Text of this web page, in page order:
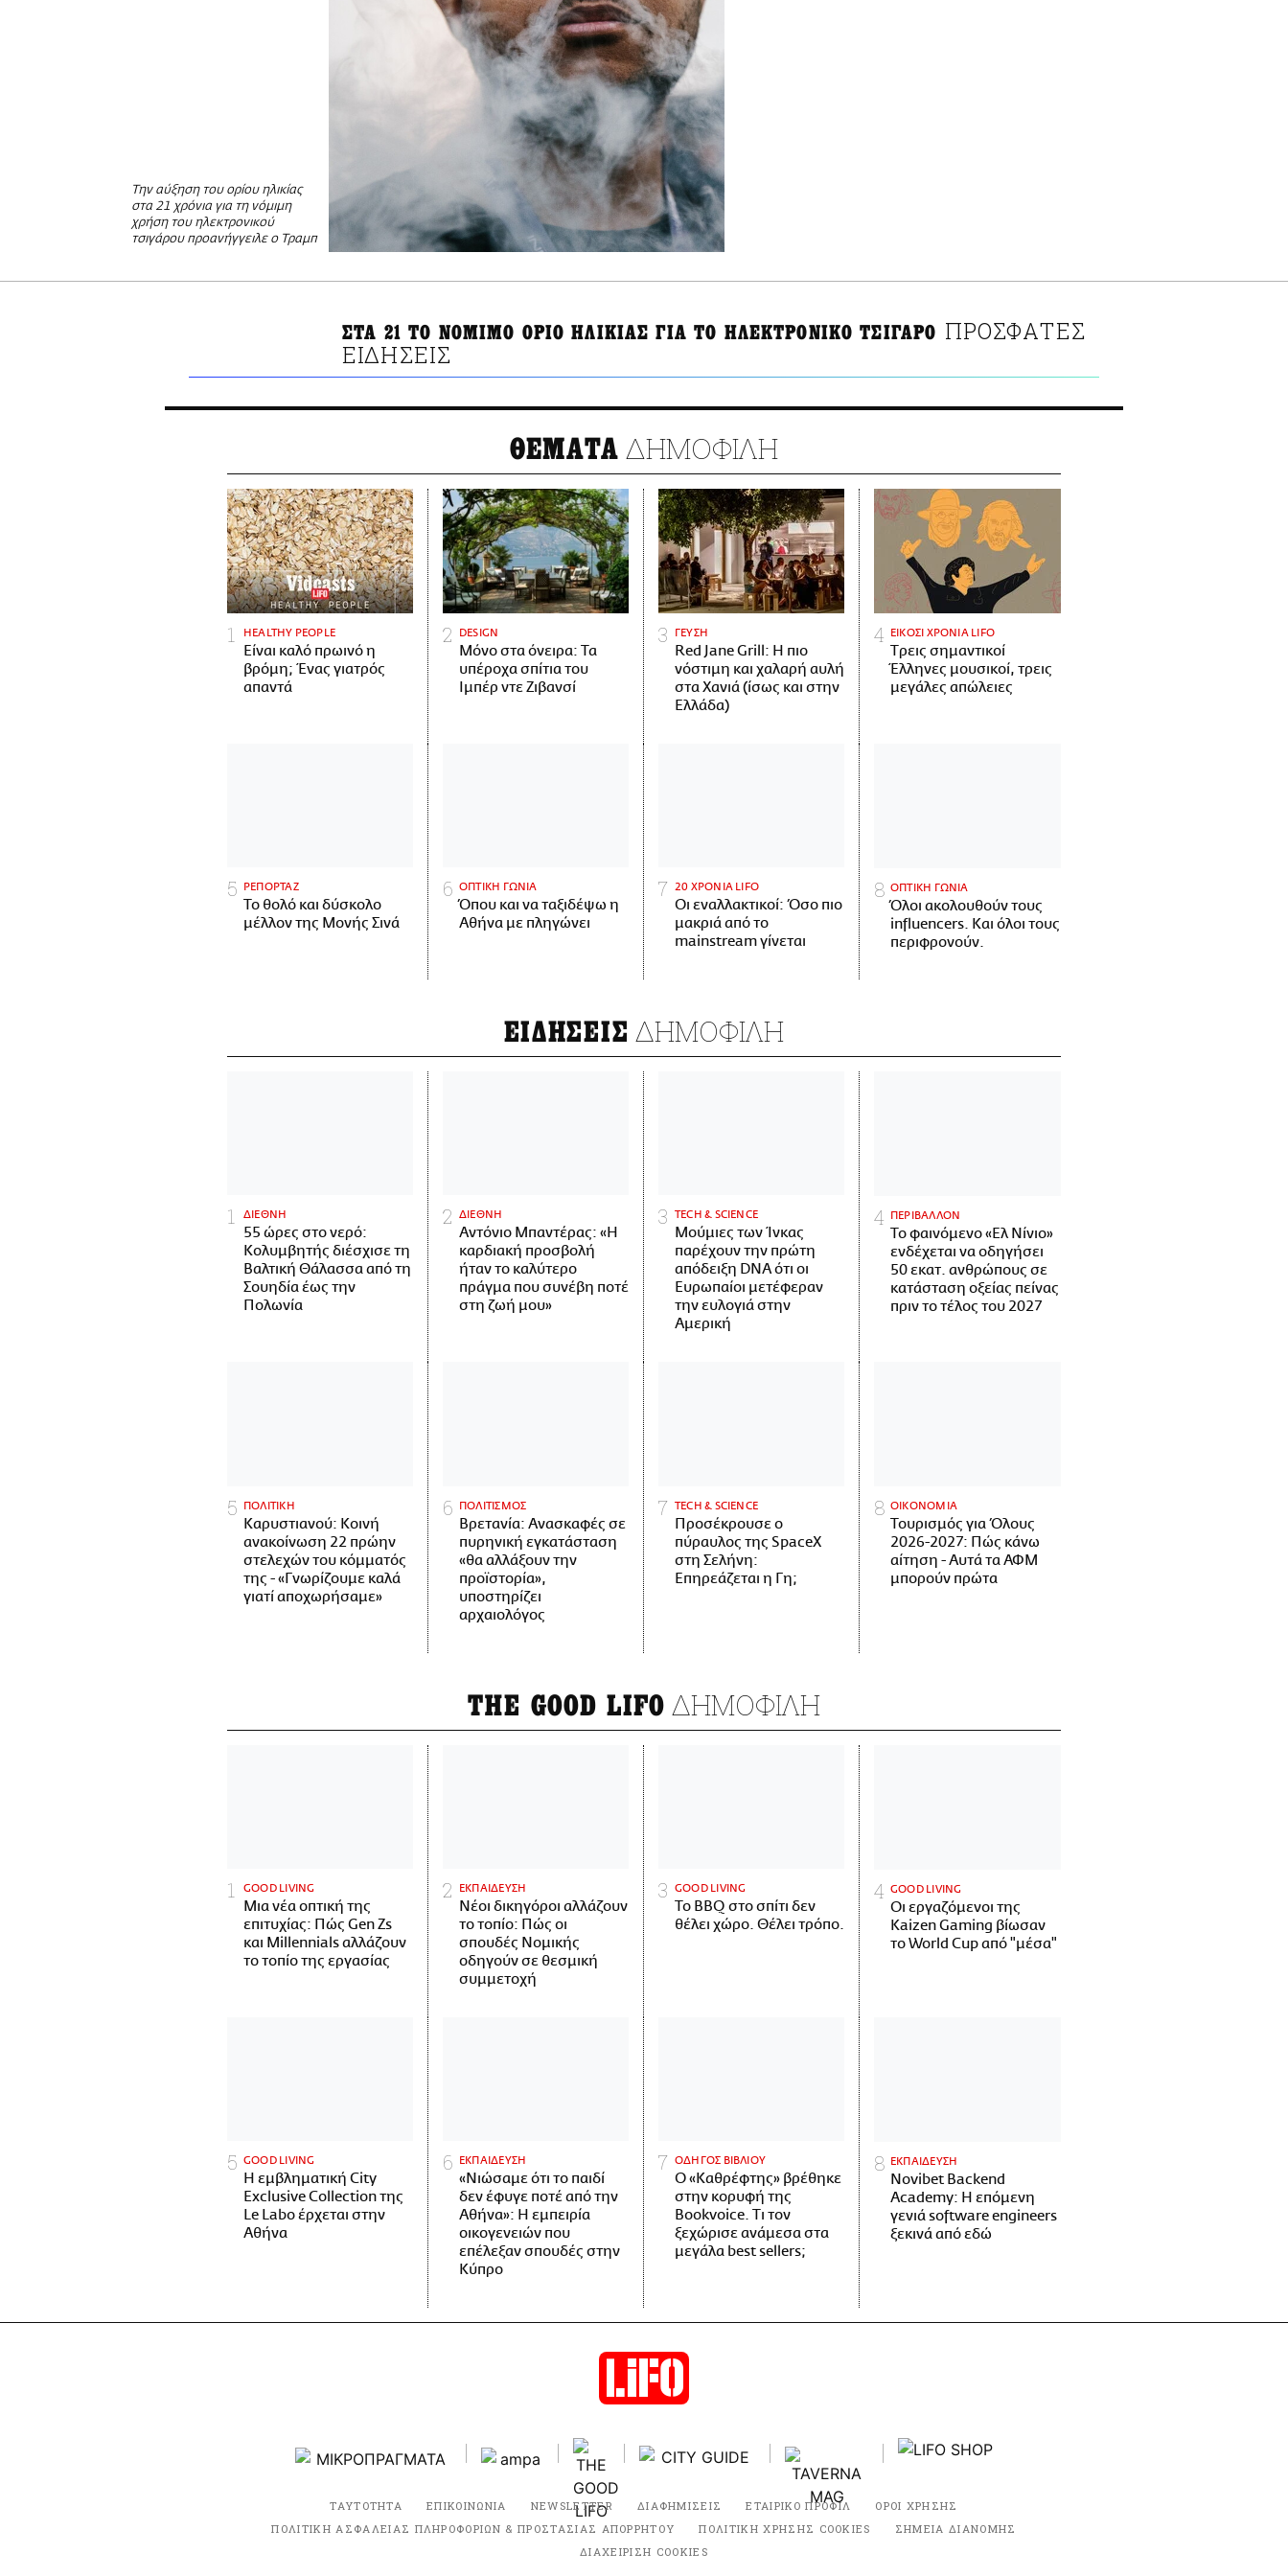
Την αύξηση του ορίου ηλικίας
στα 21 χρόνια για τη νόμιμη
χρήση του ηλεκτρονικού
τσιγάρου προανήγγειλε ο Τραμπ
ΣΤΑ 21 ΤΟ ΝΟΜΙΜΟ ΟΡΙΟ ΗΛΙΚΙΑΣ ΓΙΑ ΤΟ ΗΛΕΚΤΡΟΝΙΚΟ ΤΣΙΓΑΡΟ ΠΡΟΣΦΑΤΕΣ
ΕΙΔΗΣΕΙΣ
ΘΕΜΑΤΑ ΔΗΜΟΦΙΛΗ
HEALTHY PEOPLE
Είναι καλό πρωινό η
βρόμη; Ένας γιατρός
απαντά
DESIGN
Μόνο στα όνειρα: Τα
υπέροχα σπίτια του
Ιμπέρ ντε Ζιβανσί
ΓΕΥΣΗ
Red Jane Grill: Η πιο
νόστιμη και χαλαρή αυλή
στα Χανιά (ίσως και στην
Ελλάδα)
ΕΙΚΟΣΙ ΧΡΟΝΙΑ LIFO
Tρεις σημαντικοί
Έλληνες μουσικοί, τρεις
μεγάλες απώλειες
ΡΕΠΟΡΤΑΖ
Το θολό και δύσκολο
μέλλον της Μονής Σινά
ΟΠΤΙΚΗ ΓΩΝΙΑ
Όπου και να ταξιδέψω η
Αθήνα με πληγώνει
20 ΧΡΟΝΙΑ LIFO
Οι εναλλακτικοί: Όσο πιο
μακριά από το
mainstream γίνεται
ΟΠΤΙΚΗ ΓΩΝΙΑ
Όλοι ακολουθούν τους
influencers. Και όλοι τους
περιφρονούν.
ΕΙΔΗΣΕΙΣ ΔΗΜΟΦΙΛΗ
ΔΙΕΘΝΗ
55 ώρες στο νερό:
Κολυμβητής διέσχισε τη
Βαλτική Θάλασσα από τη
Σουηδία έως την
Πολωνία
ΔΙΕΘΝΗ
Αντόνιο Μπαντέρας: «Η
καρδιακή προσβολή
ήταν το καλύτερο
πράγμα που συνέβη ποτέ
στη ζωή μου»
ΤECH & SCIENCE
Μούμιες των Ίνκας
παρέχουν την πρώτη
απόδειξη DNA ότι οι
Ευρωπαίοι μετέφεραν
την ευλογιά στην
Αμερική
ΠΕΡΙΒΑΛΛΟΝ
Το φαινόμενο «Ελ Νίνιο»
ενδέχεται να οδηγήσει
50 εκατ. ανθρώπους σε
κατάσταση οξείας πείνας
πριν το τέλος του 2027
ΠΟΛΙΤΙΚΗ
Καρυστιανού: Κοινή
ανακοίνωση 22 πρώην
στελεχών του κόμματός
της - «Γνωρίζουμε καλά
γιατί αποχωρήσαμε»
ΠΟΛΙΤΙΣΜΟΣ
Βρετανία: Ανασκαφές σε
πυρηνική εγκατάσταση
«θα αλλάξουν την
προϊστορία»,
υποστηρίζει
αρχαιολόγος
ΤECH & SCIENCE
Προσέκρουσε ο
πύραυλος της SpaceX
στη Σελήνη:
Επηρεάζεται η Γη;
ΟΙΚΟΝΟΜΙΑ
Τουρισμός για Όλους
2026-2027: Πώς κάνω
αίτηση - Αυτά τα ΑΦΜ
μπορούν πρώτα
THE GOOD LIFO ΔΗΜΟΦΙΛΗ
GOOD LIVING
Μια νέα οπτική της
επιτυχίας: Πώς Gen Zs
και Millennials αλλάζουν
το τοπίο της εργασίας
ΕΚΠΑΙΔΕΥΣΗ
Νέοι δικηγόροι αλλάζουν
το τοπίο: Πώς οι
σπουδές Νομικής
οδηγούν σε θεσμική
συμμετοχή
GOOD LIVING
Το BBQ στο σπίτι δεν
θέλει χώρο. Θέλει τρόπο.
GOOD LIVING
Οι εργαζόμενοι της
Kaizen Gaming βίωσαν
το World Cup από "μέσα"
GOOD LIVING
Η εμβληματική City
Exclusive Collection της
Le Labo έρχεται στην
Αθήνα
ΕΚΠΑΙΔΕΥΣΗ
«Νιώσαμε ότι το παιδί
δεν έφυγε ποτέ από την
Αθήνα»: Η εμπειρία
οικογενειών που
επέλεξαν σπουδές στην
Κύπρο
ΟΔΗΓΟΣ ΒΙΒΛΙΟΥ
Ο «Καθρέφτης» βρέθηκε
στην κορυφή της
Bookvoice. Τι τον
ξεχώρισε ανάμεσα στα
μεγάλα best sellers;
ΕΚΠΑΙΔΕΥΣΗ
Novibet Backend
Academy: Η επόμενη
γενιά software engineers
ξεκινά από εδώ
ΤΑΥΤΟΤΗΤΑ ΕΠΙΚΟΙΝΩΝΙΑ NEWSLETTER ΔΙΑΦΗΜΙΣΕΙΣ ΕΤΑΙΡΙΚΟ ΠΡΟΦΙΛ
ΟΡΟΙ ΧΡΗΣΗΣ
ΠΟΛΙΤΙΚΗ ΑΣΦΑΛΕΙΑΣ ΠΛΗΡΟΦΟΡΙΩΝ & ΠΡΟΣΤΑΣΙΑΣ ΑΠΟΡΡΗΤΟΥ
ΠΟΛΙΤΙΚΗ ΧΡΗΣΗΣ COOKIES
ΣΗΜΕΙΑ ΔΙΑΝΟΜΗΣ
ΔΙΑΧΕΙΡΙΣΗ COOKIES